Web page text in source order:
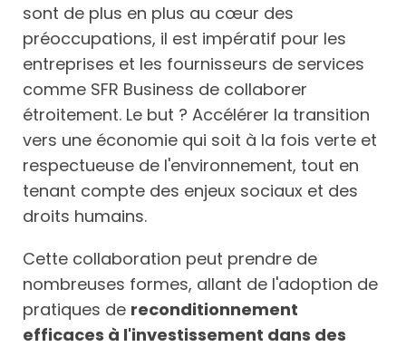
sont de plus en plus au cœur des
préoccupations, il est impératif pour les
entreprises et les fournisseurs de services
comme SFR Business de collaborer
étroitement. Le but ? Accélérer la transition
vers une économie qui soit à la fois verte et
respectueuse de l'environnement, tout en
tenant compte des enjeux sociaux et des
droits humains.
Cette collaboration peut prendre de
nombreuses formes, allant de l'adoption de
pratiques de reconditionnement
efficaces à l'investissement dans des